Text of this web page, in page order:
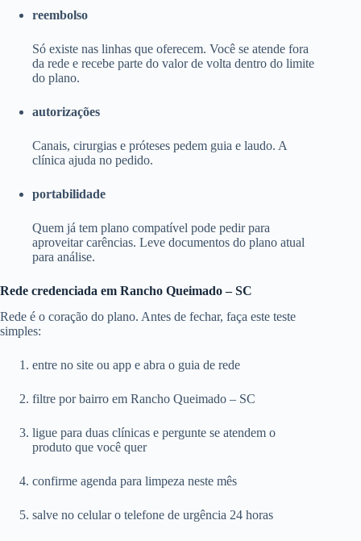
reembolso
Só existe nas linhas que oferecem. Você se atende fora
da rede e recebe parte do valor de volta dentro do limite
do plano.
autorizações
Canais, cirurgias e próteses pedem guia e laudo. A
clínica ajuda no pedido.
portabilidade
Quem já tem plano compatível pode pedir para
aproveitar carências. Leve documentos do plano atual
para análise.
Rede credenciada em Rancho Queimado – SC
Rede é o coração do plano. Antes de fechar, faça este teste
simples:
entre no site ou app e abra o guia de rede
filtre por bairro em Rancho Queimado – SC
ligue para duas clínicas e pergunte se atendem o
produto que você quer
confirme agenda para limpeza neste mês
salve no celular o telefone de urgência 24 horas